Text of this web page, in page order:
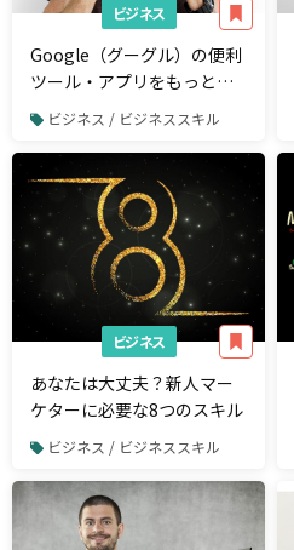
ビジネス
Google（グーグル）の便利
ツール・アプリをもっと活
用したい人におすすめな記
事まとめ
ビジネス / ビジネススキル
ビジネス
あなたは大丈夫？新人マー
ケターに必要な8つのスキル
ビジネス / ビジネススキル